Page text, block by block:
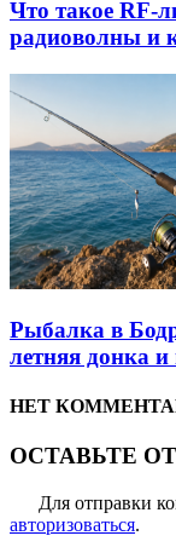
Что такое RF-
радиоволны и
Рыбалка в
летняя донка
НЕТ
ОСТАВЬТЕ
Для отправки
авторизоваться.